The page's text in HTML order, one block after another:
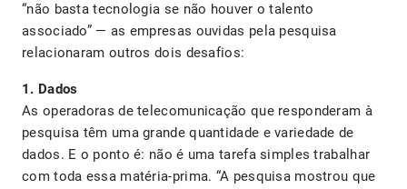
“não basta tecnologia se não houver o talento
associado” — as empresas ouvidas pela pesquisa
relacionaram outros dois desafios:
1. Dados
As operadoras de telecomunicação que responderam à
pesquisa têm uma grande quantidade e variedade de
dados. E o ponto é: não é uma tarefa simples trabalhar
com toda essa matéria-prima. “A pesquisa mostrou que